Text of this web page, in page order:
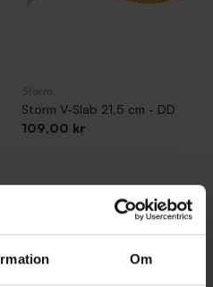
Om
Storm V-Slab 21,5 cm - DD
Pris
109,00 kr